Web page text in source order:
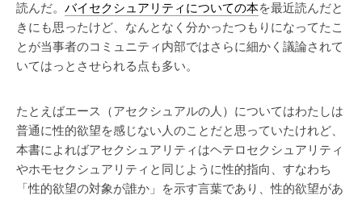
読んだ。 バイセクシュアリティについての本を最近読んだと
きにも思ったけど、なんとなく分かったつもりになってたこ
とが当事者のコミュニティ内部ではさらに細かく議論されて
いてはっとさせられる点も多い。
たとえばエース（アセクシュアルの人）についてはわたしは
普通に性的欲望を感じない人のことだと思っていたけれど、
本書によればアセクシュアリティはヘテロセクシュアリティ
やホモセクシュアリティと同じように性的指向、すなわち
「性的欲望の対象が誰か」を示す言葉であり、性的欲望があ